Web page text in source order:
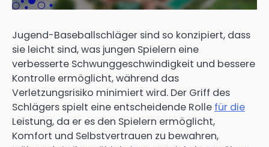
Jugend-Baseballschläger sind so konzipiert, dass
sie leicht sind, was jungen Spielern eine
verbesserte Schwunggeschwindigkeit und bessere
Kontrolle ermöglicht, während das
Verletzungsrisiko minimiert wird. Der Griff des
Schlägers spielt eine entscheidende Rolle für die
Leistung, da er es den Spielern ermöglicht,
Komfort und Selbstvertrauen zu bewahren,